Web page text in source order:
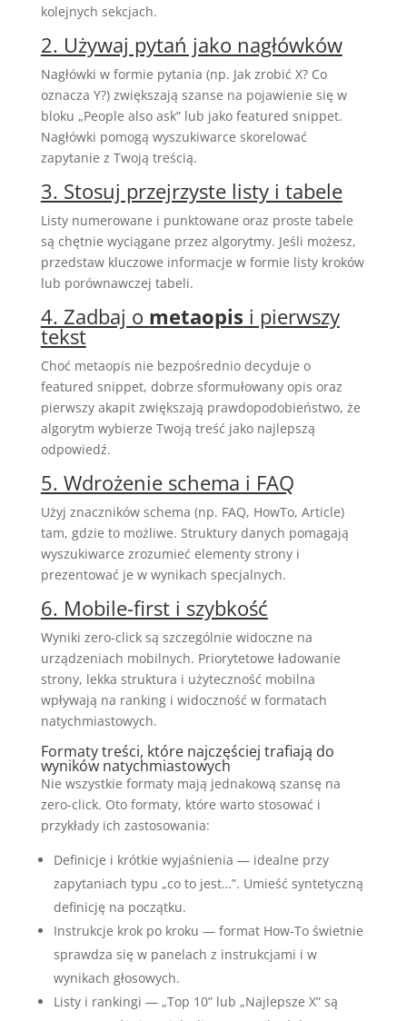
kolejnych sekcjach.
2. Używaj pytań jako nagłówków
Nagłówki w formie pytania (np. Jak zrobić X? Co
oznacza Y?) zwiększają szanse na pojawienie się w
bloku „People also ask” lub jako featured snippet.
Nagłówki pomogą wyszukiwarce skorelować
zapytanie z Twoją treścią.
3. Stosuj przejrzyste listy i tabele
Listy numerowane i punktowane oraz proste tabele
są chętnie wyciągane przez algorytmy. Jeśli możesz,
przedstaw kluczowe informacje w formie listy kroków
lub porównawczej tabeli.
4. Zadbaj o metaopis i pierwszy
tekst
Choć metaopis nie bezpośrednio decyduje o
featured snippet, dobrze sformułowany opis oraz
pierwszy akapit zwiększają prawdopodobieństwo, że
algorytm wybierze Twoją treść jako najlepszą
odpowiedź.
5. Wdrożenie schema i FAQ
Użyj znaczników schema (np. FAQ, HowTo, Article)
tam, gdzie to możliwe. Struktury danych pomagają
wyszukiwarce zrozumieć elementy strony i
prezentować je w wynikach specjalnych.
6. Mobile-first i szybkość
Wyniki zero-click są szczególnie widoczne na
urządzeniach mobilnych. Priorytetowe ładowanie
strony, lekka struktura i użyteczność mobilna
wpływają na ranking i widoczność w formatach
natychmiastowych.
Formaty treści, które najczęściej trafiają do
wyników natychmiastowych
Nie wszystkie formaty mają jednakową szansę na
zero-click. Oto formaty, które warto stosować i
przykłady ich zastosowania:
Definicje i krótkie wyjaśnienia — idealne przy
zapytaniach typu „co to jest…”. Umieść syntetyczną
definicję na początku.
Instrukcje krok po kroku — format How-To świetnie
sprawdza się w panelach z instrukcjami i w
wynikach głosowych.
Listy i rankingi — „Top 10” lub „Najlepsze X” są